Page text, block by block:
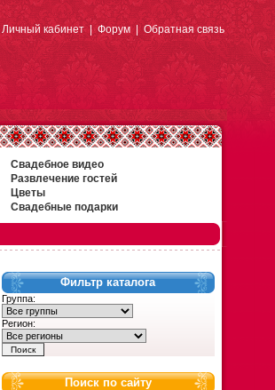
Личный кабинет|Форум| Обратная связь
Свадебное видео
Развлечение гостей
Цветы
Свадебные подарки
Фильтр каталога
Группа:
Регион:
Поиск по сайту